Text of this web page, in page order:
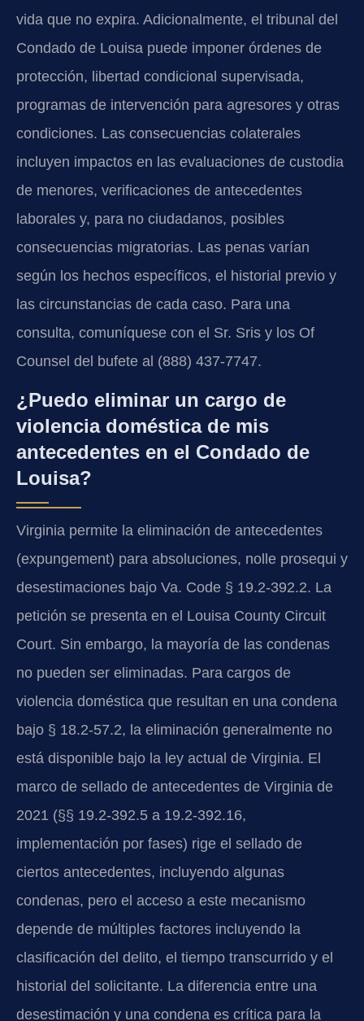
vida que no expira. Adicionalmente, el tribunal del
Condado de Louisa puede imponer órdenes de
protección, libertad condicional supervisada,
programas de intervención para agresores y otras
condiciones. Las consecuencias colaterales
incluyen impactos en las evaluaciones de custodia
de menores, verificaciones de antecedentes
laborales y, para no ciudadanos, posibles
consecuencias migratorias. Las penas varían
según los hechos específicos, el historial previo y
las circunstancias de cada caso. Para una
consulta, comuníquese con el Sr. Sris y los Of
Counsel del bufete al (888) 437-7747.
¿Puedo eliminar un cargo de
violencia doméstica de mis
antecedentes en el Condado de
Louisa?
Virginia permite la eliminación de antecedentes
(expungement) para absoluciones, nolle prosequi y
desestimaciones bajo Va. Code § 19.2-392.2. La
petición se presenta en el Louisa County Circuit
Court. Sin embargo, la mayoría de las condenas
no pueden ser eliminadas. Para cargos de
violencia doméstica que resultan en una condena
bajo § 18.2-57.2, la eliminación generalmente no
está disponible bajo la ley actual de Virginia. El
marco de sellado de antecedentes de Virginia de
2021 (§§ 19.2-392.5 a 19.2-392.16,
implementación por fases) rige el sellado de
ciertos antecedentes, incluyendo algunas
condenas, pero el acceso a este mecanismo
depende de múltiples factores incluyendo la
clasificación del delito, el tiempo transcurrido y el
historial del solicitante. La diferencia entre una
desestimación y una condena es crítica para la